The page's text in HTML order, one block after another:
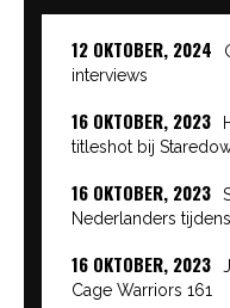
12 OKTOBER, 2024
interviews
16 OKTOBER, 2023
titleshot bij
16 OKTOBER, 2023
Nederlanders
16 OKTOBER, 2023
Cage Warriors 161